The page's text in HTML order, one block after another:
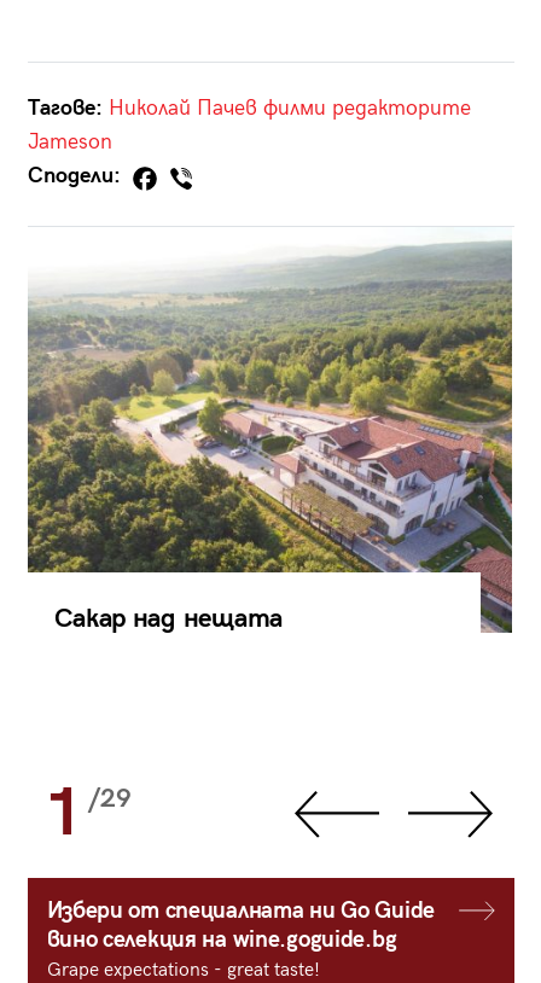
Тагове: Николай Пачев филми редакторите
Jameson
Сподели:
Сакар над нещата
1 /29
Избери от специалната ни Go Guide
вино селекция на wine.goguide.bg
Grape expectations - great taste!